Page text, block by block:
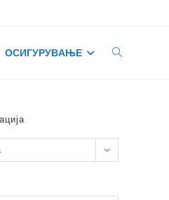
ОСИГУРУВАЊЕ TOGGLE